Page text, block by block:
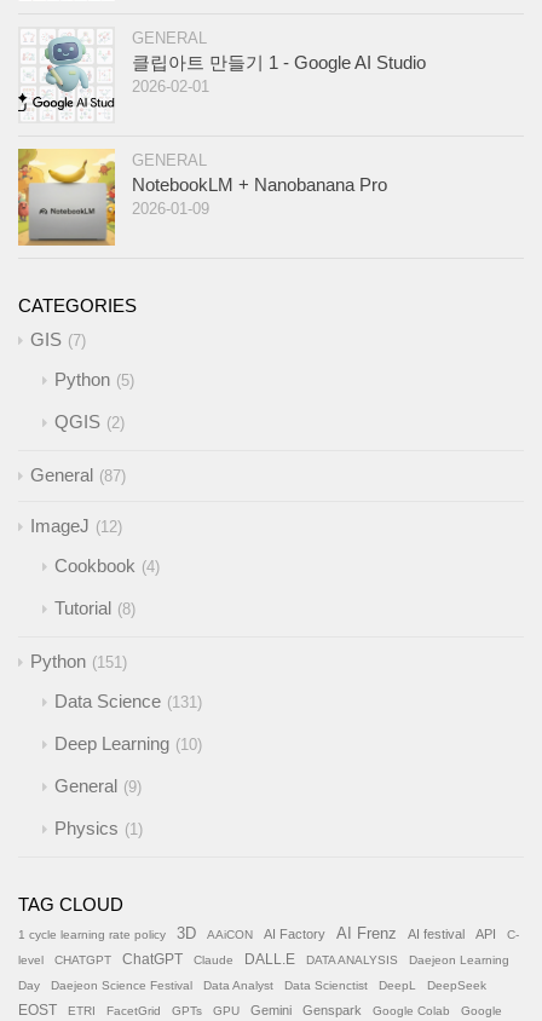
GENERAL
클립아트 만들기 1 - Google AI Studio
2026-02-01
GENERAL
NotebookLM + Nanobanana Pro
2026-01-09
CATEGORIES
GIS 7
Python 5
QGIS 2
General 87
ImageJ 12
Cookbook 4
Tutorial 8
Python 151
Data Science 131
Deep Learning 10
General 9
Physics 1
TAG CLOUD
1 cycle learning rate policy 3D AAiCON AI Factory AI Frenz AI festival API
C-
level
CHATGPT ChatGPT Claude DALL.E DATA ANALYSIS
Daejeon Learning
Day
Daejeon Science Festival Data Analyst Data Scienctist DeepL DeepSeek
EOST ETRI FacetGrid GPTs GPU Gemini Genspark Google Colab
Google